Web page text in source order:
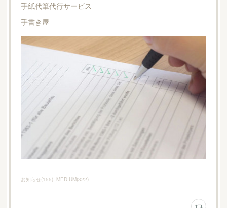
手紙代筆代行サービス
手書き屋
お知らせ(155) MEDIUM(322)